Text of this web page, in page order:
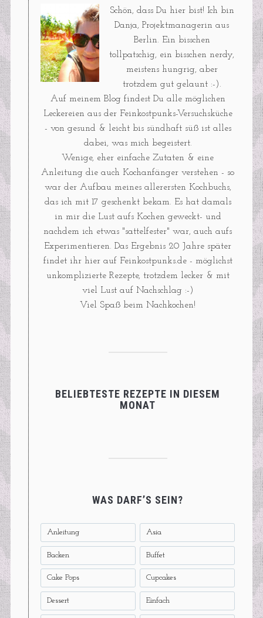
Schön, dass Du hier bist! Ich bin
Danja, Projektmanagerin aus
Berlin. Ein bisschen
tollpatschig, ein bisschen nerdy,
meistens hungrig, aber
trotzdem gut gelaunt :-).
Auf meinem Blog findest Du alle möglichen
Leckereien aus der Feinkostpunks-Versuchsküche
- von gesund & leicht bis sündhaft süß ist alles
dabei, was mich begeistert.
Wenige, eher einfache Zutaten & eine
Anleitung die auch Kochanfänger verstehen - so
war der Aufbau meines allerersten Kochbuchs,
das ich mit 17 geschenkt bekam. Es hat damals
in mir die Lust aufs Kochen geweckt- und
nachdem ich etwas "sattelfester" war, auch aufs
Experimentieren. Das Ergebnis 20 Jahre später
findet ihr hier auf Feinkostpunks.de - möglichst
unkomplizierte Rezepte, trotzdem lecker & mit
viel Lust auf Nachschlag :-)
Viel Spaß beim Nachkochen!
BELIEBTESTE REZEPTE IN DIESEM
MONAT
WAS DARF’S SEIN?
Anleitung Asia
Backen Buffet
Cake Pops Cupcakes
Dessert Einfach